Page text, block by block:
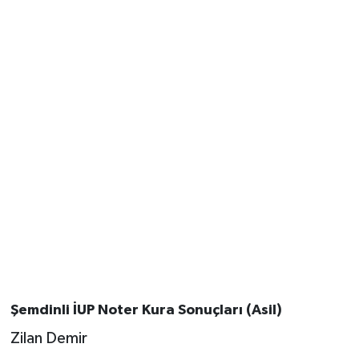
Şemdinli İUP Noter Kura Sonuçları (Asil)
Zilan Demir